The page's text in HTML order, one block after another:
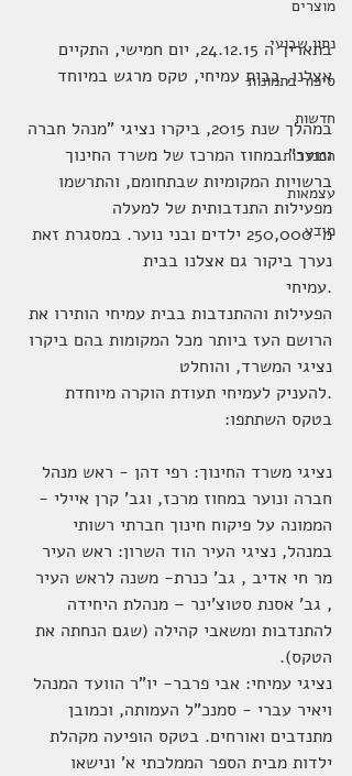
מוצרים
נתון שבועי
סיפור בתמונות
חדשות
התנדבות
עצמאות
מידע
בתאריך ה 24.12.15, יום חמישי, התקיים
אצלנו, בבית עמיחי, טקס מרגש במיוחד
במהלך שנת 2015, ביקרו נציגי "מנהל חברה
ונוער" במחוז המרכז של משרד החינוך
ברשויות המקומיות שבתחומם, והתרשמו
מפעילות התנדבותית של למעלה
מ-250,000 ילדים ובני נוער. במסגרת זאת
נערך ביקור גם אצלנו בבית
.עמיחי
הפעילות וההתנדבות בבית עמיחי הותירו את
הרושם העז ביותר מכל המקומות בהם ביקרו
נציגי המשרד, והוחלט
.להעניק לעמיחי תעודת הוקרה מיוחדת
בטקס השתתפו:
נציגי משרד החינוך: רפי דהן - ראש מנהל
חברה ונוער במחוז מרכז, וגב' קרן איילי -
הממונה על פיקוח חינוך חברתי רשותי
במנהל, נציגי העיר הוד השרון: ראש העיר
מר חי אדיב , גב' כנרת- משנה לראש העיר
, גב' אסנת סטוצ'ינר – מנהלת היחידה
להתנדבות ומשאבי קהילה (שגם הנחתה את
הטקס).
נציגי עמיחי: אבי פרבר- יו"ר הוועד המנהל
ויאיר עברי - סמנכ"ל העמותה, וכמובן
מתנדבים ואורחים. בטקס הופיעה מקהלת
ילדות מבית הספר הממלכתי א' ונישאו